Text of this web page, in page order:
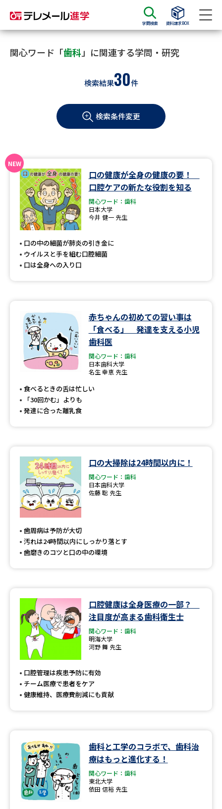
学問検索 資料請求BOX
資料請求 資料検索
大学・短大の資料種類から請求
学部・学科パンフ
過去問題集
大学・短大以外の資料から請求
専門学校の資料請求 大学院の資料請求
留学・進学関連、塾・予備校
高等学校（情報）教員資格認定
大学研究
大学で学べる内容や特徴を調べる
データサイエンス特集 奨学金・特待生制度特集
デジタルパンフレット 進路の３択
新学年スタート号特集ページ
（高3生用）
SELFBRAND特集ページ
オープンキャンパス検索 実施プログラムから探す
来場型・Web型イベント特集 夢ナビライブ
受験準備
先輩が入学を決めた理由 テレメール全国一斉進学調査
新生活お役立ちガイド
関心ワード「歯科」に関連する学問・研究
検索結果30件
検索条件変更
口の健康が全身の健康の要！
口腔ケアの新たな役割を知る
関心ワード：歯科
日本大学
今井 健一 先生
口の中の細菌が肺炎の引き金に
ウイルスと手を組む口腔細菌
口は全身への入り口
赤ちゃんの初めての習い事は
「食べる」 発達を支える小児
歯科医
関心ワード：歯科
日本歯科大学
名生 幸恵 先生
食べるときの舌は忙しい
「30回かむ」よりも
発達に合った離乳食
口の大掃除は24時間以内に！
関心ワード：歯科
日本歯科大学
佐藤 聡 先生
歯周病は予防が大切
汚れは24時間以内にしっかり落とす
歯磨きのコツと口の中の環境
口腔健康は全身医療の一部？
注目度が高まる歯科衛生士
関心ワード：歯科
明海大学
河野 舞 先生
口腔管理は疾患予防に有効
チーム医療で患者をケア
健康維持、医療費削減にも貢献
歯科と工学のコラボで、歯科治
療はもっと進化する！
関心ワード：歯科
東北大学
依田 信裕 先生